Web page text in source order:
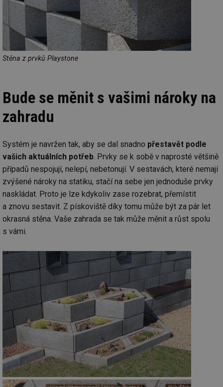
Stěna z prvků Playstone
Bude se měnit s vašimi nároky na
zahradu
Systém je navržen tak, aby se dal snadno přestavět podle
vašich aktuálních potřeb . Prvky se k sobě v naprosté většině
případů nespojují, nelepí, nebetonují. V sestavách, které nemají
zvýšené nároky na statiku, stačí na sebe jen jednoduše prvky
naskládat. Proto je lze kdykoliv zase rozebrat, přemístit
a znovu sestavit. Z pískoviště díky tomu může být za pár let
okrasná stěna. Vaše zahrada se tak může měnit a růst spolu
s vámi.